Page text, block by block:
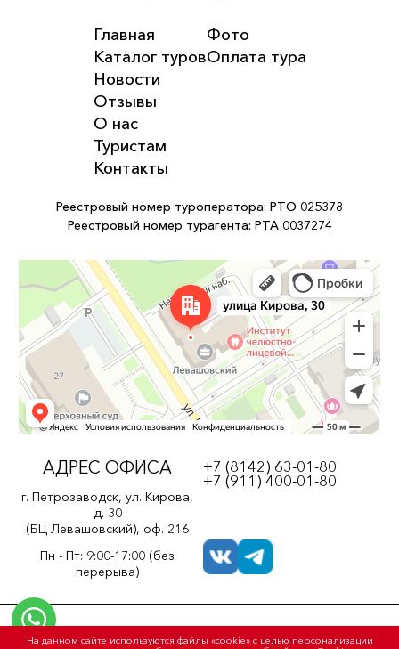
Главная
Каталог туров
Новости
Отзывы
О нас
Туристам
Контакты
Фото
Оплата тура
Реестровый номер туроператора: РТО 025378
Реестровый номер турагента: РТА 0037274
+7 (8142) 63-01-80
+7 (911) 400-01-80
АДРЕС ОФИСА
г. Петрозаводск, ул. Кирова,
д. 30
(БЦ Левашовский), оф. 216
Пн - Пт: 9:00-17:00 (без
перерыва)
Политика конфиденциальности
На данном сайте используются файлы «cookie» с целью персонализации